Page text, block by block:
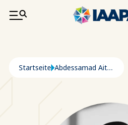
DIREKT ZUM INHALT
Pfadnavigation
Startseite Abdessamad Aitbarka